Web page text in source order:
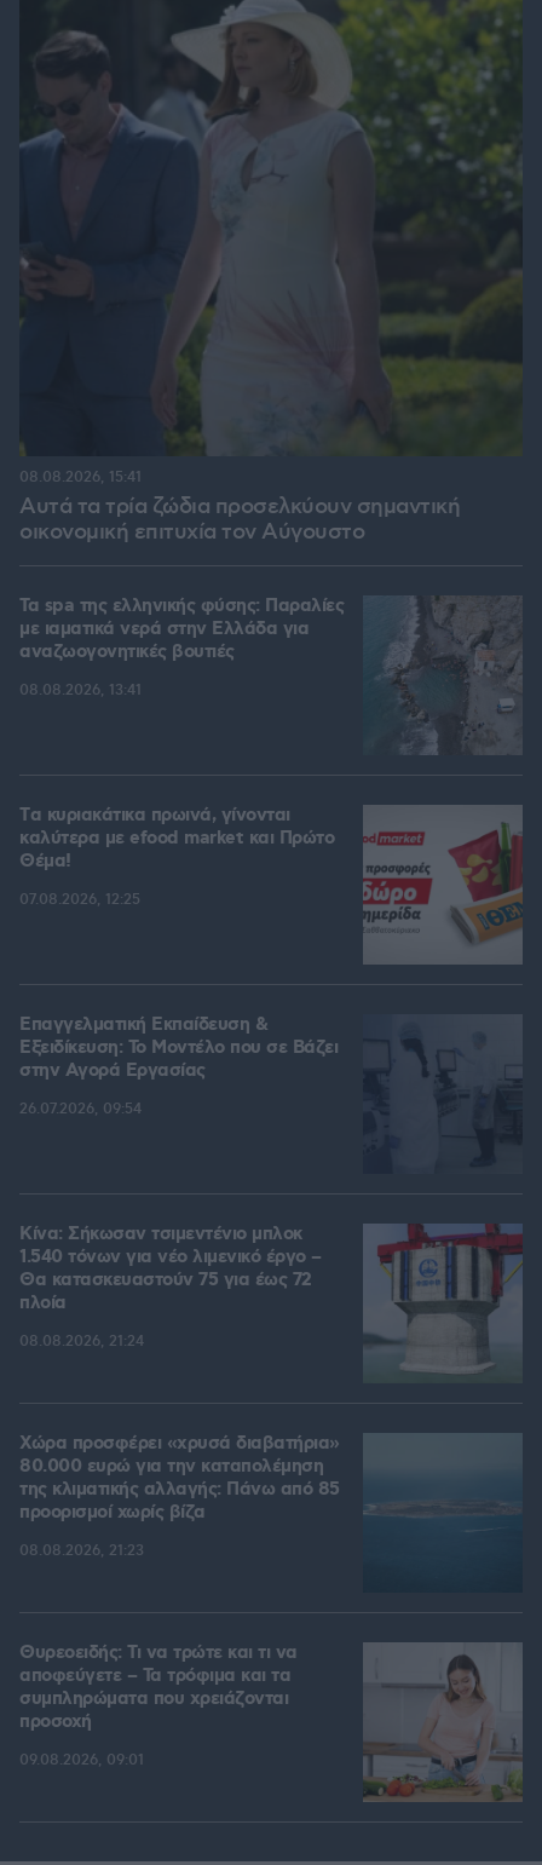
Αυτά τα τρία ζώδια προσελκύουν σημαντική
οικονομική επιτυχία τον Αύγουστο
08.08.2026, 15:41
Τα spa της ελληνικής φύσης: Παραλίες
με ιαματικά νερά στην Ελλάδα για
αναζωογονητικές βουτιές
08.08.2026, 13:41
Tα κυριακάτικα πρωινά, γίνονται
καλύτερα με efood market και Πρώτο
Θέμα!
07.08.2026, 12:25
Επαγγελματική Εκπαίδευση &
Εξειδίκευση: Το Mοντέλο που σε Bάζει
στην Aγορά Eργασίας
26.07.2026, 09:54
Κίνα: Σήκωσαν τσιμεντένιο μπλοκ
1.540 τόνων για νέο λιμενικό έργο –
Θα κατασκευαστούν 75 για έως 72
πλοία
08.08.2026, 21:24
Χώρα προσφέρει «χρυσά διαβατήρια»
80.000 ευρώ για την καταπολέμηση
της κλιματικής αλλαγής: Πάνω από 85
προορισμοί χωρίς βίζα
08.08.2026, 21:23
Θυρεοειδής: Τι να τρώτε και τι να
αποφεύγετε – Τα τρόφιμα και τα
συμπληρώματα που χρειάζονται
προσοχή
09.08.2026, 09:01